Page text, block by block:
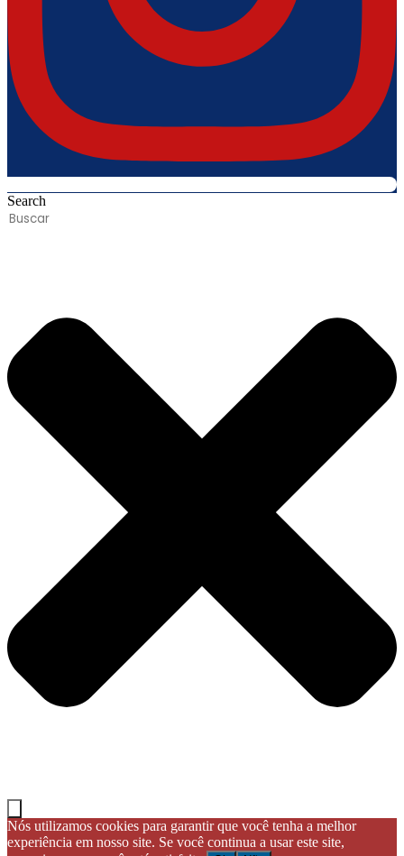
Search
Nós utilizamos cookies para garantir que você tenha a melhor
experiência em nosso site. Se você continua a usar este site,